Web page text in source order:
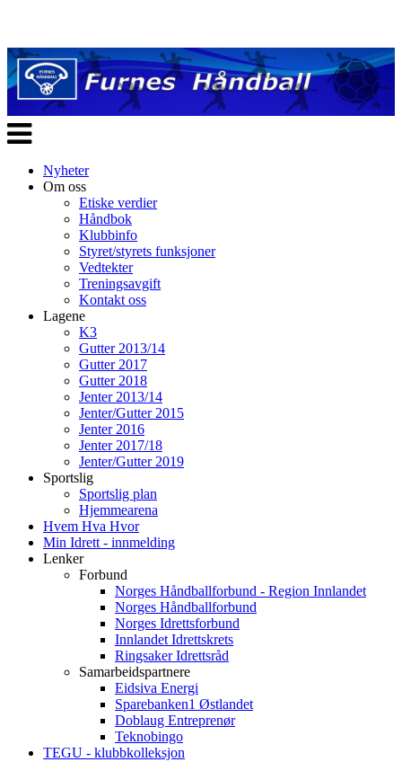
Veksle
navigasjon
Nyheter
Om oss
Etiske verdier
Håndbok
Klubbinfo
Styret/styrets funksjoner
Vedtekter
Treningsavgift
Kontakt oss
Lagene
K3
Gutter 2013/14
Gutter 2017
Gutter 2018
Jenter 2013/14
Jenter/Gutter 2015
Jenter 2016
Jenter 2017/18
Jenter/Gutter 2019
Sportslig
Sportslig plan
Hjemmearena
Hvem Hva Hvor
Min Idrett - innmelding
Lenker
Forbund
Norges Håndballforbund - Region Innlandet
Norges Håndballforbund
Norges Idrettsforbund
Innlandet Idrettskrets
Ringsaker Idrettsråd
Samarbeidspartnere
Eidsiva Energi
Sparebanken1 Østlandet
Doblaug Entreprenør
Teknobingo
TEGU - klubbkolleksjon